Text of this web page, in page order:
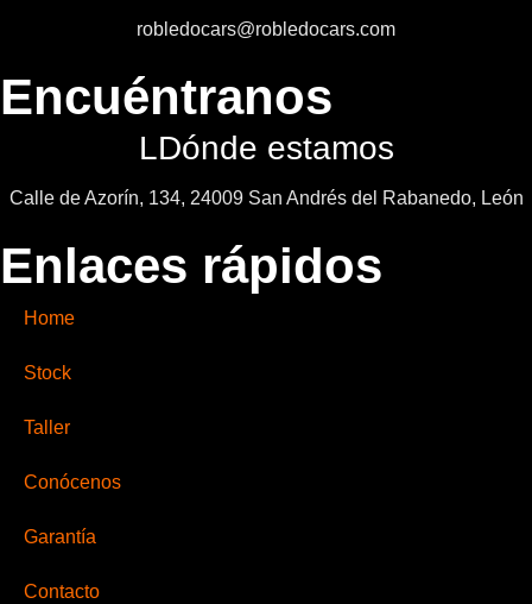
robledocars@robledocars.com
Encuéntranos
LDónde estamos
Calle de Azorín, 134, 24009 San Andrés del Rabanedo, León
Enlaces rápidos
Home
Stock
Taller
Conócenos
Garantía
Contacto